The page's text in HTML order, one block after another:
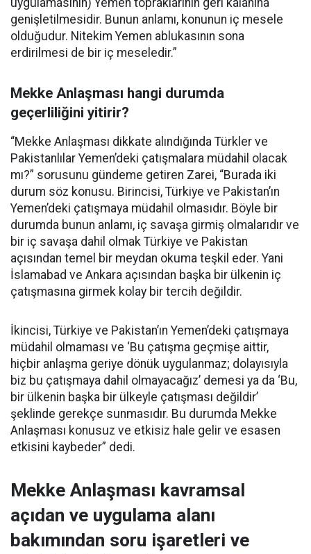
uygulamasının) Yemen topraklarının geri kalanına
genişletilmesidir. Bunun anlamı, konunun iç mesele
olduğudur. Nitekim Yemen ablukasının sona
erdirilmesi de bir iç meseledir.”
Mekke Anlaşması hangi durumda
geçerliliğini yitirir?
“Mekke Anlaşması dikkate alındığında Türkler ve
Pakistanlılar Yemen’deki çatışmalara müdahil olacak
mı?” sorusunu gündeme getiren Zarei, “Burada iki
durum söz konusu. Birincisi, Türkiye ve Pakistan’ın
Yemen’deki çatışmaya müdahil olmasıdır. Böyle bir
durumda bunun anlamı, iç savaşa girmiş olmalarıdır ve
bir iç savaşa dahil olmak Türkiye ve Pakistan
açısından temel bir meydan okuma teşkil eder. Yani
İslamabad ve Ankara açısından başka bir ülkenin iç
çatışmasına girmek kolay bir tercih değildir.
İkincisi, Türkiye ve Pakistan’ın Yemen’deki çatışmaya
müdahil olmaması ve ‘Bu çatışma geçmişe aittir,
hiçbir anlaşma geriye dönük uygulanmaz; dolayısıyla
biz bu çatışmaya dahil olmayacağız’ demesi ya da ‘Bu,
bir ülkenin başka bir ülkeyle çatışması değildir’
şeklinde gerekçe sunmasıdır. Bu durumda Mekke
Anlaşması konusuz ve etkisiz hale gelir ve esasen
etkisini kaybeder” dedi.
Mekke Anlaşması kavramsal
açıdan ve uygulama alanı
bakımından soru işaretleri ve